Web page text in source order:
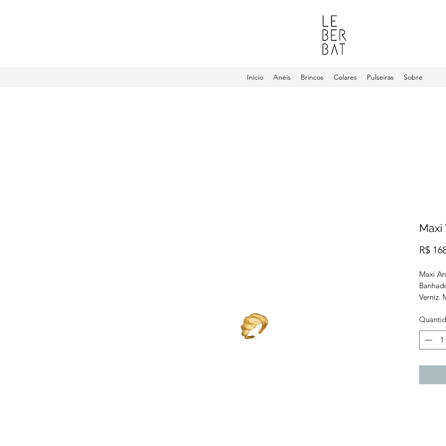
Início Anéis Brincos Colares Pulseiras Sobre
R$
Maxi
Verniz.